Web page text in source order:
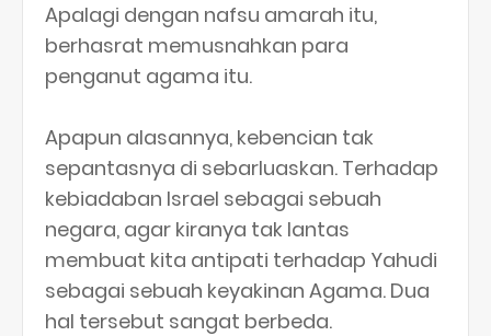
Apalagi dengan nafsu amarah itu,
berhasrat memusnahkan para
penganut agama itu.
Apapun alasannya, kebencian tak
sepantasnya di sebarluaskan. Terhadap
kebiadaban Israel sebagai sebuah
negara, agar kiranya tak lantas
membuat kita antipati terhadap Yahudi
sebagai sebuah keyakinan Agama. Dua
hal tersebut sangat berbeda.